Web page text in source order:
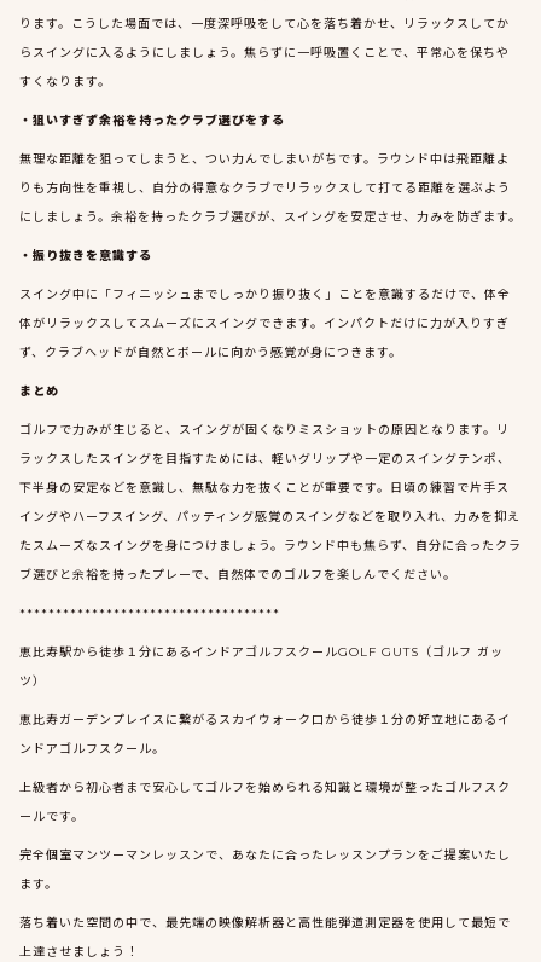
ります。こうした場面では、一度深呼吸をして心を落ち着かせ、リラックスしてか
らスイングに入るようにしましょう。焦らずに一呼吸置くことで、平常心を保ちや
すくなります。
・狙いすぎず余裕を持ったクラブ選びをする
無理な距離を狙ってしまうと、つい力んでしまいがちです。ラウンド中は飛距離よ
りも方向性を重視し、自分の得意なクラブでリラックスして打てる距離を選ぶよう
にしましょう。余裕を持ったクラブ選びが、スイングを安定させ、力みを防ぎます。
・振り抜きを意識する
スイング中に「フィニッシュまでしっかり振り抜く」ことを意識するだけで、体全
体がリラックスしてスムーズにスイングできます。インパクトだけに力が入りすぎ
ず、クラブヘッドが自然とボールに向かう感覚が身につきます。
まとめ
ゴルフで力みが生じると、スイングが固くなりミスショットの原因となります。リ
ラックスしたスイングを目指すためには、軽いグリップや一定のスイングテンポ、
下半身の安定などを意識し、無駄な力を抜くことが重要です。日頃の練習で片手ス
イングやハーフスイング、パッティング感覚のスイングなどを取り入れ、力みを抑え
たスムーズなスイングを身につけましょう。ラウンド中も焦らず、自分に合ったクラ
ブ選びと余裕を持ったプレーで、自然体でのゴルフを楽しんでください。
************************************
恵比寿駅から徒歩１分にあるインドアゴルフスクールGOLF GUTS（ゴルフ ガッ
ツ）
恵比寿ガーデンプレイスに繋がるスカイウォーク口から徒歩１分の好立地にあるイ
ンドアゴルフスクール。
上級者から初心者まで安心してゴルフを始められる知識と環境が整ったゴルフスク
ールです。
完全個室マンツーマンレッスンで、あなたに合ったレッスンプランをご提案いたし
ます。
落ち着いた空間の中で、最先端の映像解析器と高性能弾道測定器を使用して最短で
上達させましょう！